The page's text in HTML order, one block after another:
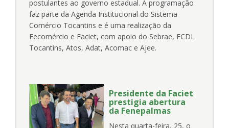
postulantes ao governo estadual. A programação
faz parte da Agenda Institucional do Sistema
Comércio Tocantins e é uma realização da
Fecomércio e Faciet, com apoio do Sebrae, FCDL
Tocantins, Atos, Adat, Acomac e Ajee.
Presidente da Faciet
prestigia abertura
da Fenepalmas
Nesta quarta-feira, 25, o